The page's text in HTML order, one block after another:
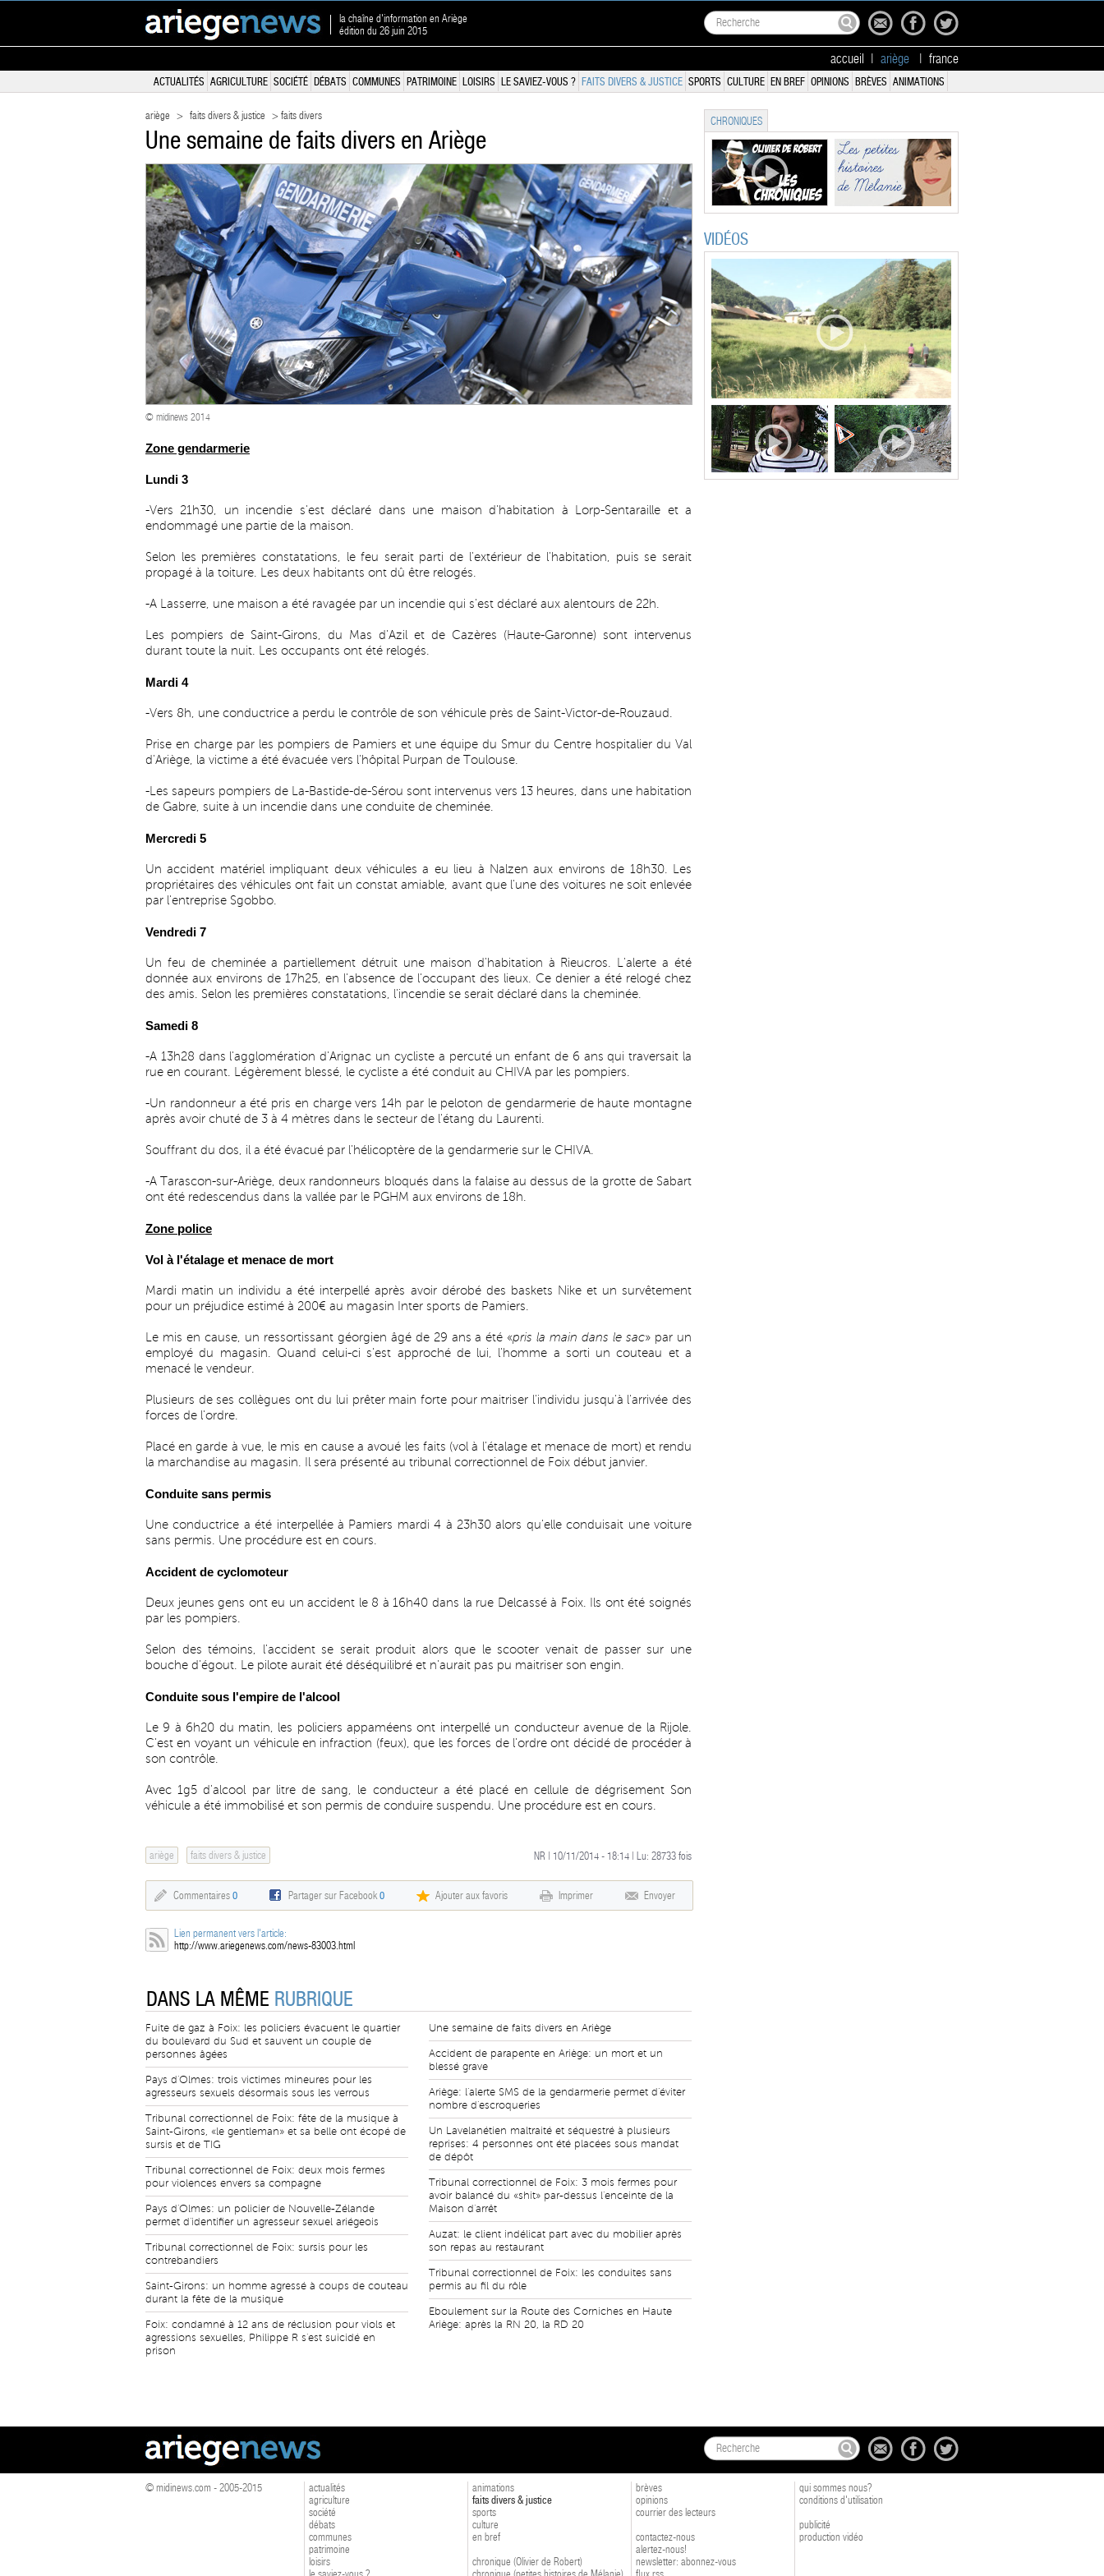
la chaîne d'information en Ariège
édition du 26 juin 2015
accueil ariège france
ACTUALITÉS AGRICULTURE SOCIÉTÉ DÉBATS COMMUNES PATRIMOINE LOISIRS LE SAVIEZ-VOUS ? FAITS DIVERS & JUSTICE SPORTS CULTURE EN BREF OPINIONS BRÈVES ANIMATIONS
ariège > faits divers & justice > faits divers
Une semaine de faits divers en Ariège
© midinews 2014
Zone gendarmerie
Lundi 3
-Vers 21h30, un incendie s'est déclaré dans une maison d'habitation à Lorp-Sentaraille et a
endommagé une partie de la maison.
Selon les premières constatations, le feu serait parti de l'extérieur de l'habitation, puis se serait
propagé à la toiture. Les deux habitants ont dû être relogés.
-A Lasserre, une maison a été ravagée par un incendie qui s'est déclaré aux alentours de 22h.
Les pompiers de Saint-Girons, du Mas d'Azil et de Cazères (Haute-Garonne) sont intervenus
durant toute la nuit. Les occupants ont été relogés.
Mardi 4
-Vers 8h, une conductrice a perdu le contrôle de son véhicule près de Saint-Victor-de-Rouzaud.
Prise en charge par les pompiers de Pamiers et une équipe du Smur du Centre hospitalier du Val
d'Ariège, la victime a été évacuée vers l'hôpital Purpan de Toulouse.
-Les sapeurs pompiers de La-Bastide-de-Sérou sont intervenus vers 13 heures, dans une habitation
de Gabre, suite à un incendie dans une conduite de cheminée.
Mercredi 5
Un accident matériel impliquant deux véhicules a eu lieu à Nalzen aux environs de 18h30. Les
propriétaires des véhicules ont fait un constat amiable, avant que l'une des voitures ne soit enlevée
par l'entreprise Sgobbo.
Vendredi 7
Un feu de cheminée a partiellement détruit une maison d'habitation à Rieucros. L'alerte a été
donnée aux environs de 17h25, en l'absence de l'occupant des lieux. Ce denier a été relogé chez
des amis. Selon les premières constatations, l'incendie se serait déclaré dans la cheminée.
Samedi 8
-A 13h28 dans l'agglomération d'Arignac un cycliste a percuté un enfant de 6 ans qui traversait la
rue en courant. Légèrement blessé, le cycliste a été conduit au CHIVA par les pompiers.
-Un randonneur a été pris en charge vers 14h par le peloton de gendarmerie de haute montagne
après avoir chuté de 3 à 4 mètres dans le secteur de l'étang du Laurenti.
Souffrant du dos, il a été évacué par l'hélicoptère de la gendarmerie sur le CHIVA.
-A Tarascon-sur-Ariège, deux randonneurs bloqués dans la falaise au dessus de la grotte de Sabart
ont été redescendus dans la vallée par le PGHM aux environs de 18h.
Zone police
Vol à l'étalage et menace de mort
Mardi matin un individu a été interpellé après avoir dérobé des baskets Nike et un survêtement
pour un préjudice estimé à 200€ au magasin Inter sports de Pamiers.
Le mis en cause, un ressortissant géorgien âgé de 29 ans a été «pris la main dans le sac» par un
employé du magasin. Quand celui-ci s'est approché de lui, l'homme a sorti un couteau et a
menacé le vendeur.
Plusieurs de ses collègues ont du lui prêter main forte pour maitriser l'individu jusqu'à l'arrivée des
forces de l'ordre.
Placé en garde à vue, le mis en cause a avoué les faits (vol à l'étalage et menace de mort) et rendu
la marchandise au magasin. Il sera présenté au tribunal correctionnel de Foix début janvier.
Conduite sans permis
Une conductrice a été interpellée à Pamiers mardi 4 à 23h30 alors qu'elle conduisait une voiture
sans permis. Une procédure est en cours.
Accident de cyclomoteur
Deux jeunes gens ont eu un accident le 8 à 16h40 dans la rue Delcassé à Foix. Ils ont été soignés
par les pompiers.
Selon des témoins, l'accident se serait produit alors que le scooter venait de passer sur une
bouche d'égout. Le pilote aurait été déséquilibré et n'aurait pas pu maitriser son engin.
Conduite sous l'empire de l'alcool
Le 9 à 6h20 du matin, les policiers appaméens ont interpellé un conducteur avenue de la Rijole.
C'est en voyant un véhicule en infraction (feux), que les forces de l'ordre ont décidé de procéder à
son contrôle.
Avec 1g5 d'alcool par litre de sang, le conducteur a été placé en cellule de dégrisement Son
véhicule a été immobilisé et son permis de conduire suspendu. Une procédure est en cours.
ariège faits divers & justice NR | 10/11/2014 - 18:14 | Lu: 28733 fois
Commentaires 0 Partager sur Facebook0 Ajouter aux favoris Imprimer Envoyer
Lien permanent vers l'article:
http://www.ariegenews.com/news-83003.html
DANS LA MÊME RUBRIQUE
Fuite de gaz à Foix: les policiers évacuent le quartier
du boulevard du Sud et sauvent un couple de
personnes âgées
Pays d'Olmes: trois victimes mineures pour les
agresseurs sexuels désormais sous les verrous
Tribunal correctionnel de Foix: fête de la musique à
Saint-Girons, «le gentleman» et sa belle ont écopé de
sursis et de TIG
Tribunal correctionnel de Foix: deux mois fermes
pour violences envers sa compagne
Pays d'Olmes: un policier de Nouvelle-Zélande
permet d'identifier un agresseur sexuel ariégeois
Tribunal correctionnel de Foix: sursis pour les
contrebandiers
Saint-Girons: un homme agressé à coups de couteau
durant la fête de la musique
Foix: condamné à 12 ans de réclusion pour viols et
agressions sexuelles, Philippe R s'est suicidé en
prison
Une semaine de faits divers en Ariège
Accident de parapente en Ariège: un mort et un
blessé grave
Ariège: l'alerte SMS de la gendarmerie permet d'éviter
nombre d'escroqueries
Un Lavelanétien maltraité et séquestré à plusieurs
reprises: 4 personnes ont été placées sous mandat
de dépôt
Tribunal correctionnel de Foix: 3 mois fermes pour
avoir balancé du «shit» par-dessus l'enceinte de la
Maison d'arrêt
Auzat: le client indélicat part avec du mobilier après
son repas au restaurant
Tribunal correctionnel de Foix: les conduites sans
permis au fil du rôle
Eboulement sur la Route des Corniches en Haute
Ariège: après la RN 20, la RD 20
CHRONIQUES
VIDÉOS
© midinews.com - 2005-2015
actualités
agriculture
société
débats
communes
patrimoine
loisirs
animations
faits divers & justice
sports
culture
en bref
chronique (Olivier de Robert)
brèves
opinions
courrier des lecteurs
contactez-nous
alertez-nous!
newsletter: abonnez-vous
qui sommes nous?
conditions d'utilisation
publicité
production vidéo